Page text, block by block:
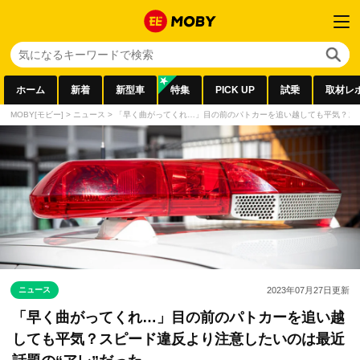
ホーム 新着 新型車 特集 PICK UP 試乗 取材レ
MOBY[モビー] > ニュース > 「早く曲がってくれ…」目の前のパトカーを追い越しても平気？
ニュース 2023年07月27日更新
「早く曲がってくれ…」目の前のパトカーを追い越
しても平気？スピード違反より注意したいのは最近